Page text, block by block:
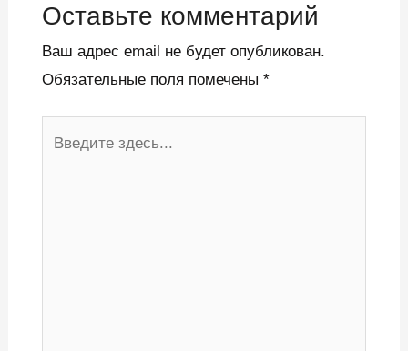
Оставьте комментарий
Ваш адрес email не будет опубликован.
Обязательные поля помечены *